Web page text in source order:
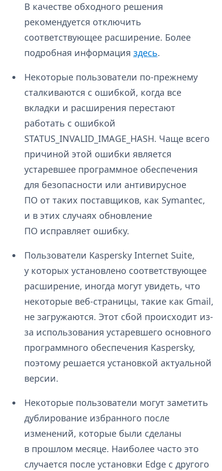
В качестве обходного решения
рекомендуется отключить
соответствующее расширение. Более
подробная информация здесь.
Некоторые пользователи по-прежнему
сталкиваются с ошибкой, когда все
вкладки и расширения перестают
работать с ошибкой
STATUS_INVALID_IMAGE_HASH. Чаще всего
причиной этой ошибки является
устаревшее программное обеспечения
для безопасности или антивирусное
ПО от таких поставщиков, как Symantec,
и в этих случаях обновление
ПО исправляет ошибку.
Пользователи Kaspersky Internet Suite,
у которых установлено соответствующее
расширение, иногда могут увидеть, что
некоторые веб-страницы, такие как Gmail,
не загружаются. Этот сбой происходит из-
за использования устаревшего основного
программного обеспечения Kaspersky,
поэтому решается установкой актуальной
версии.
Некоторые пользователи могут заметить
дублирование избранного после
изменений, которые были сделаны
в прошлом месяце. Наиболее часто это
случается после установки Edge с другого